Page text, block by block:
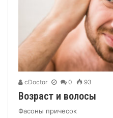
cDoctor 0 93
Возраст и волосы
Фасоны причесок